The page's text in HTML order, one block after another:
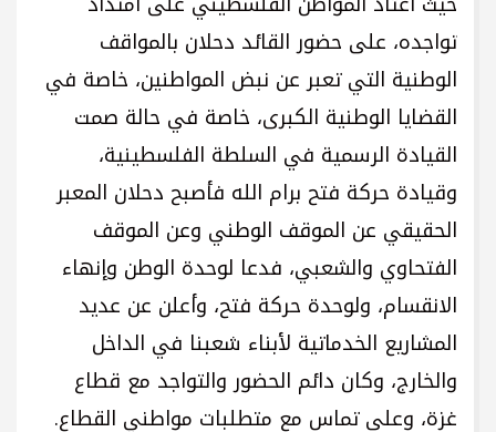
تواجده، على حضور القائد دحلان بالمواقف
الوطنية التي تعبر عن نبض المواطنين، خاصة في
القضايا الوطنية الكبرى، خاصة في حالة صمت
القيادة الرسمية في السلطة الفلسطينية،
وقيادة حركة فتح برام الله فأصبح دحلان المعبر
الحقيقي عن الموقف الوطني وعن الموقف
الفتحاوي والشعبي، فدعا لوحدة الوطن وإنهاء
الانقسام، ولوحدة حركة فتح، وأعلن عن عديد
المشاريع الخدماتية لأبناء شعبنا في الداخل
والخارج، وكان دائم الحضور والتواجد مع قطاع
غزة، وعلى تماس مع متطلبات مواطني القطاع.